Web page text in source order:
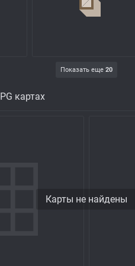
Показать еще 20
картах
Карты не найдены